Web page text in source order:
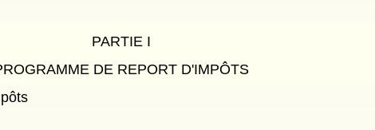
PARTIE I
DE REPORT D'IMPÔTS